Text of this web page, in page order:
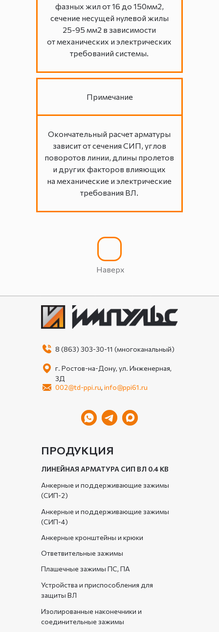
фазных жил от 16 до 150мм2,
сечение несущей нулевой жилы
25-95 мм2 в зависимости
от механических и электрических
требований системы.
Окончательный расчет арматуры
зависит от сечения СИП, углов
поворотов линии, длины пролетов
и других факторов влияющих
на механические и электрические
требования ВЛ.
Примечание
Наверх
Изолированные наконечники и
соединительные зажимы
Устройства и приспособления для
защиты ВЛ
Плашечные зажимы ПС, ПА
Ответвительные зажимы
Анкерные кронштейны и крюки
Анкерные и поддерживающие зажимы
(СИП-4)
Анкерные и поддерживающие зажимы
(СИП-2)
ЛИНЕЙНАЯ АРМАТУРА СИП ВЛ 0.4 КВ
ПРОДУКЦИЯ
002@td-ppi.ru, info@ppi61.ru
г. Ростов-на-Дону, ул. Инженерная,
3Д
8 (863) 303-30-11 (многоканальный)